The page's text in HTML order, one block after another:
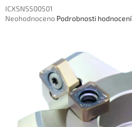
ICXSNS500501
Průměrné
Neohodnoceno Podrobnosti hodnocení